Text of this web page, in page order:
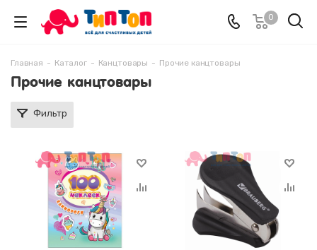
0
Главная - Каталог - Канцтовары - Прочие канцтовары
Прочие канцтовары
Фильтр